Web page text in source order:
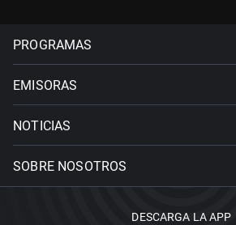
PROGRAMAS
EMISORAS
NOTICIAS
SOBRE NOSOTROS
DESCARGA LA APP